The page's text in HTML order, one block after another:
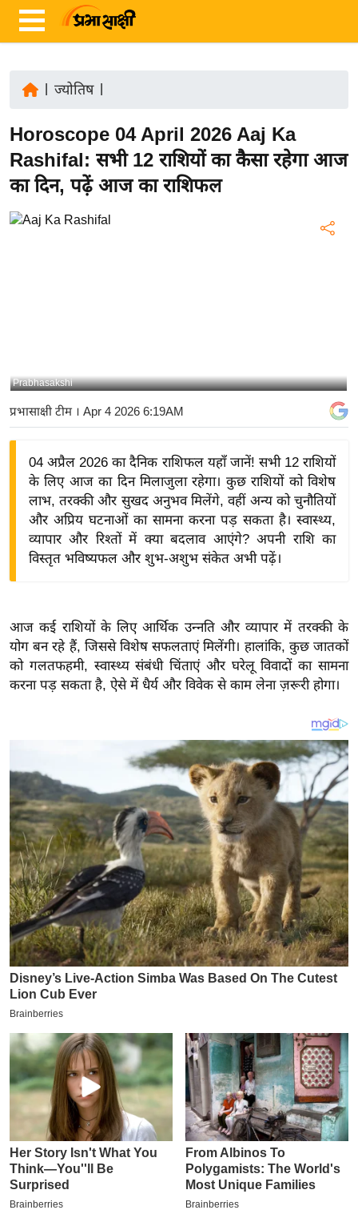
ज़ा
ख
र
रा
य
ज़
द्यो
शे
ष
ज्ञ
ज
ट
खे
ल
क्रि
के
ट
I
P
L
2
0
2
6
क्रा
इ
म
ई
-
पे
प
ज्योतिष|
Horoscope 04 April 2026 Aaj Ka
Rashifal: सभी 12 राशियों का कैसा रहेगा आज
का दिन, पढ़ें आज का राशिफल
Prabhasakshi
प्रभासाक्षी टीम। Apr 4 2026 6:19AM
04 अप्रैल 2026 का दैनिक राशिफल यहाँ जानें! सभी 12 राशियों
के लिए आज का दिन मिलाजुला रहेगा। कुछ राशियों को विशेष
लाभ, तरक्की और सुखद अनुभव मिलेंगे, वहीं अन्य को चुनौतियों
और अप्रिय घटनाओं का सामना करना पड़ सकता है। स्वास्थ्य,
व्यापार और रिश्तों में क्या बदलाव आएंगे? अपनी राशि का
विस्तृत भविष्यफल और शुभ-अशुभ संकेत अभी पढ़ें।
आज कई राशियों के लिए आर्थिक उन्नति और व्यापार में तरक्की के
योग बन रहे हैं, जिससे विशेष सफलताएं मिलेंगी। हालांकि, कुछ जातकों
को गलतफहमी, स्वास्थ्य संबंधी चिंताएं और घरेलू विवादों का सामना
करना पड़ सकता है, ऐसे में धैर्य और विवेक से काम लेना ज़रूरी होगा।